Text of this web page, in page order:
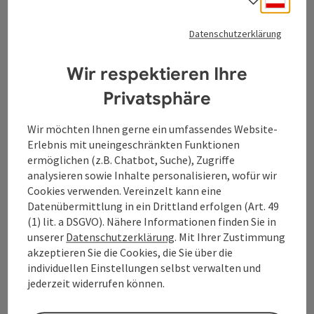
Tourismusverband Donauregion
WGD Donau Oberösterreich Tourismus
Lindengasse 9
4040 Linz
+43 732 7277 - 888
info@donauregion.at
Fax: +43 732 7277 - 804
Datenschutzerklärung
Wir respektieren Ihre
Privatsphäre
Wir möchten Ihnen gerne ein umfassendes Website-
Erlebnis mit uneingeschränkten Funktionen
ermöglichen (z.B. Chatbot, Suche), Zugriffe
analysieren sowie Inhalte personalisieren, wofür wir
Cookies verwenden. Vereinzelt kann eine
Datenübermittlung in ein Drittland erfolgen (Art. 49
(1) lit. a DSGVO). Nähere Informationen finden Sie in
unserer Datenschutzerklärung. Mit Ihrer Zustimmung
akzeptieren Sie die Cookies, die Sie über die
individuellen Einstellungen selbst verwalten und
jederzeit widerrufen können.